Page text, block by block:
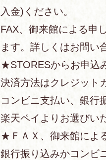
入金)ください。
FAX、御来館による申
ます。詳しくはお問い
★STORESからお申込
決済方法はクレジット
コンビニ支払い、銀行
楽天ペイよりお選びい
★ＦＡＸ、御来館によ
銀行振り込みかコンビ